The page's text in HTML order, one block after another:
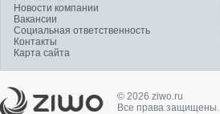
Новости компании
Вакансии
Социальная ответственность
Контакты
Карта сайта
© 2026 ziwo.ru
Все права защищены.